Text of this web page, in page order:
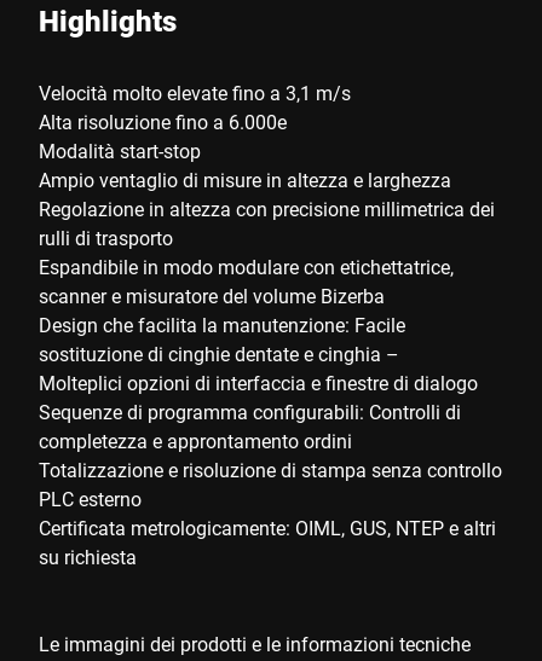
Highlights
Velocità molto elevate fino a 3,1 m/s
Alta risoluzione fino a 6.000e
Modalità start-stop
Ampio ventaglio di misure in altezza e larghezza
Regolazione in altezza con precisione millimetrica dei
rulli di trasporto
Espandibile in modo modulare con etichettatrice,
scanner e misuratore del volume Bizerba
Design che facilita la manutenzione: Facile
sostituzione di cinghie dentate e cinghia –
Molteplici opzioni di interfaccia e finestre di dialogo
Sequenze di programma configurabili: Controlli di
completezza e approntamento ordini
Totalizzazione e risoluzione di stampa senza controllo
PLC esterno
Certificata metrologicamente: OIML, GUS, NTEP e altri
su richiesta
Le immagini dei prodotti e le informazioni tecniche